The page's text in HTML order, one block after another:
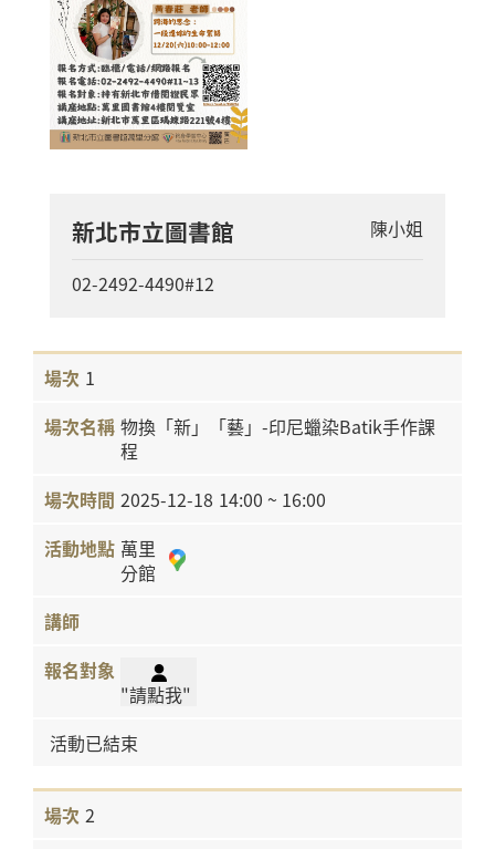
新北市立圖書館 陳小姐
02-2492-4490#12
1
物換「新」「藝」-印尼蠟染Batik手作課
程
2025-12-18 14:00 ~ 16:00
萬里
分館
"請點我"
活動已結束
2